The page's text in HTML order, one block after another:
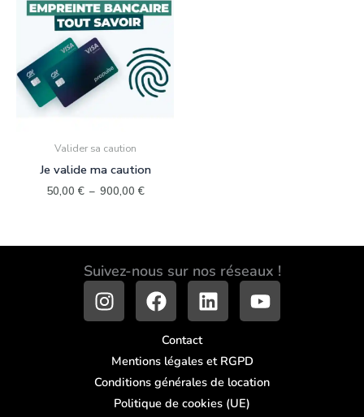
Valider sa caution
Je valide ma caution
50,00 € – 900,00 €
prix :
50,00 €
900,00 €
Suivez-nous sur nos réseaux !
I
n
s
a
g
F
a
c
e
b
o
o
L
i
n
k
e
d
i
Y
o
u
b
Contact
Mentions légales et RGPD
Conditions générales de location
Politique de cookies (UE)